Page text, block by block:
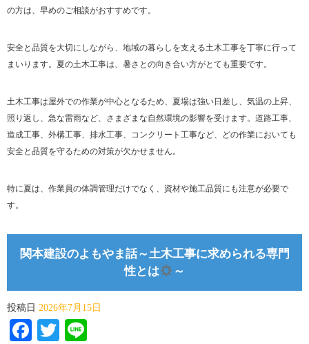
の方は、早めのご相談がおすすめです。
安全と品質を大切にしながら、地域の暮らしを支える土木工事を丁寧に行って
まいります。夏の土木工事は、暑さとの向き合い方がとても重要です。
土木工事は屋外での作業が中心となるため、夏場は強い日差し、気温の上昇、
照り返し、急な雷雨など、さまざまな自然環境の影響を受けます。道路工事、
造成工事、外構工事、排水工事、コンクリート工事など、どの作業においても
安全と品質を守るための対策が欠かせません。
特に夏は、作業員の体調管理だけでなく、資材や施工品質にも注意が必要で
す。
関本建設のよもやま話～土木工事に求められる専門
性とは
～
投稿日 2026年7月15日
Facebook
Twitter